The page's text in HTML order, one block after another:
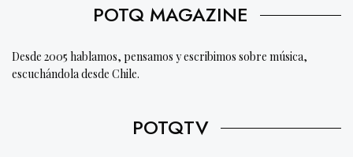
POTQ MAGAZINE
Desde 2005 hablamos, pensamos y escribimos sobre música,
escuchándola desde Chile.
POTQTV